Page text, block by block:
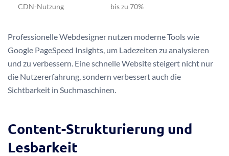
CDN-Nutzung bis zu 70%
Professionelle Webdesigner nutzen moderne Tools wie
Google PageSpeed Insights, um Ladezeiten zu analysieren
und zu verbessern. Eine schnelle Website steigert nicht nur
die Nutzererfahrung, sondern verbessert auch die
Sichtbarkeit in Suchmaschinen.
Content-Strukturierung und
Lesbarkeit